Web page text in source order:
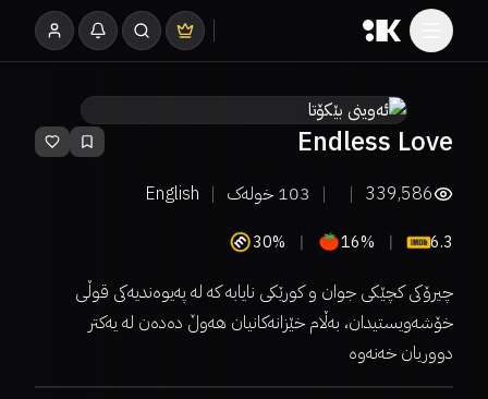
Endless Love
339,586
103 خولەک English
6.3
16%
30%
چیرۆکی کچێکی جوان و کورێکی نایابە کە لە پەیوەندیەکی قوڵی
خۆشەویستیدان، بەڵام خێزانەکانیان هەوڵ دەدەن لە یەکتر
دووریان خەنەوە